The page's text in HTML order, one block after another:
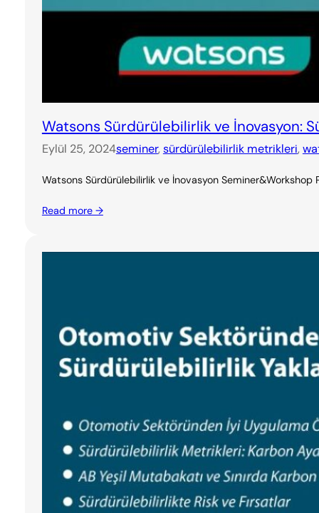
Watsons Sürdürülebilirlik ve İnovasyon:
Eylül 25, 2024seminer, sürdürülebilirlik metrikleri,
Watsons Sürdürülebilirlik ve İnovasyon Seminer&Workshop
Read more →